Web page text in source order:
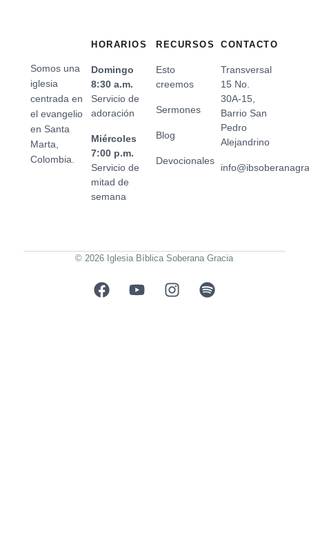
Somos una
iglesia
centrada en
el evangelio
en Santa
Marta,
Colombia.
HORARIOS
Domingo
8:30 a.m.
Servicio de
adoración
Miércoles
7:00 p.m.
Servicio de
mitad de
semana
RECURSOS
Esto
creemos
Sermones
Blog
Devocionales
CONTACTO
Transversal
15 No.
30A-15,
Barrio San
Pedro
Alejandrino
© 2026 Iglesia Bíblica Soberana Gracia